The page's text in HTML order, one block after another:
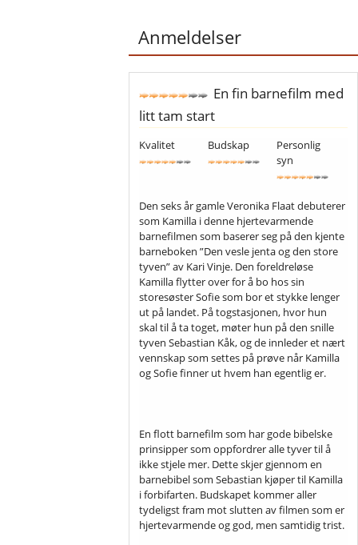
Anmeldelser
En fin barnefilm med
litt tam start
Kvalitet Budskap
Personlig
syn
Den seks år gamle Veronika Flaat debuterer
som Kamilla i denne hjertevarmende
barnefilmen som baserer seg på den kjente
barneboken ”Den vesle jenta og den store
tyven” av Kari Vinje. Den foreldreløse
Kamilla flytter over for å bo hos sin
storesøster Sofie som bor et stykke lenger
ut på landet. På togstasjonen, hvor hun
skal til å ta toget, møter hun på den snille
tyven Sebastian Kåk, og de innleder et nært
vennskap som settes på prøve når Kamilla
og Sofie finner ut hvem han egentlig er.
En flott barnefilm som har gode bibelske
prinsipper som oppfordrer alle tyver til å
ikke stjele mer. Dette skjer gjennom en
barnebibel som Sebastian kjøper til Kamilla
i forbifarten. Budskapet kommer aller
tydeligst fram mot slutten av filmen som er
hjertevarmende og god, men samtidig trist.